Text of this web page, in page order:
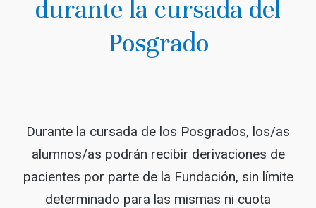
durante la cursada del
Posgrado
Durante la cursada de los Posgrados, los/as
alumnos/as podrán recibir derivaciones de
pacientes por parte de la Fundación, sin límite
determinado para las mismas ni cuota